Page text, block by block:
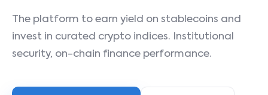
The platform to earn yield on stablecoins and
invest in curated crypto indices. Institutional
security, on-chain finance performance.